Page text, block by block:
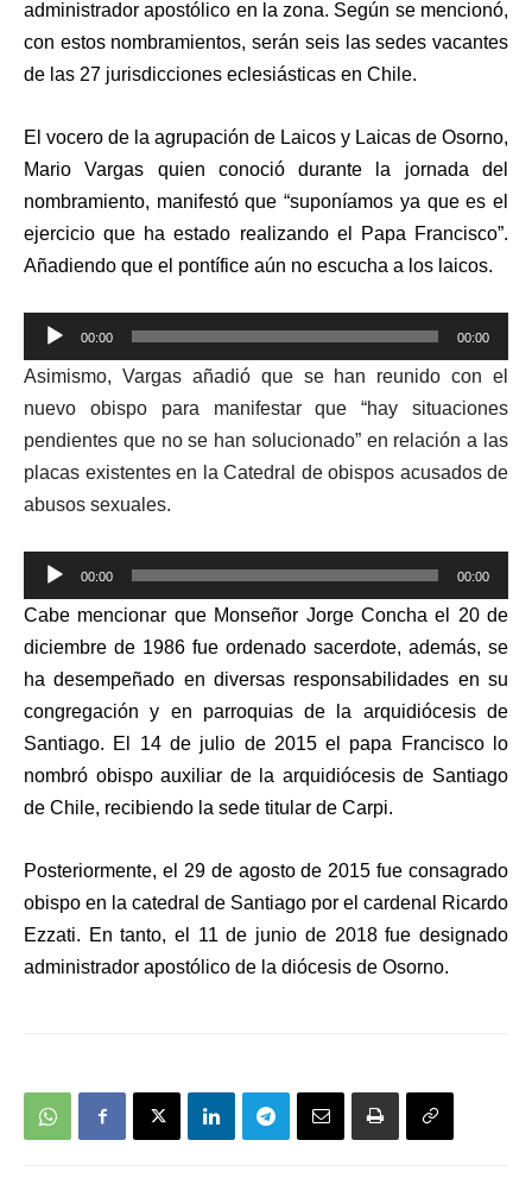
administrador apostólico en la zona. Según se mencionó,
con estos nombramientos, serán seis las sedes vacantes
de las 27 jurisdicciones eclesiásticas en Chile.
El vocero de la agrupación de Laicos y Laicas de Osorno,
Mario Vargas quien conoció durante la jornada del
nombramiento, manifestó que “suponíamos ya que es el
ejercicio que ha estado realizando el Papa Francisco”.
Añadiendo que el pontífice aún no escucha a los laicos.
Reproductor
de
audio
00:00 00:00
Asimismo, Vargas añadió que se han reunido con el
nuevo obispo para manifestar que “hay situaciones
pendientes que no se han solucionado” en relación a las
placas existentes en la Catedral de obispos acusados de
abusos sexuales.
Reproductor
de
audio
00:00 00:00
Cabe mencionar que Monseñor Jorge Concha el 20 de
diciembre de 1986 fue ordenado sacerdote, además, se
ha desempeñado en diversas responsabilidades en su
congregación y en parroquias de la arquidiócesis de
Santiago. El 14 de julio de 2015 el papa Francisco lo
nombró obispo auxiliar de la arquidiócesis de Santiago
de Chile, recibiendo la sede titular de Carpi.
Posteriormente, el 29 de agosto de 2015 fue consagrado
obispo en la catedral de Santiago por el cardenal Ricardo
Ezzati. En tanto, el 11 de junio de 2018 fue designado
administrador apostólico de la diócesis de Osorno.